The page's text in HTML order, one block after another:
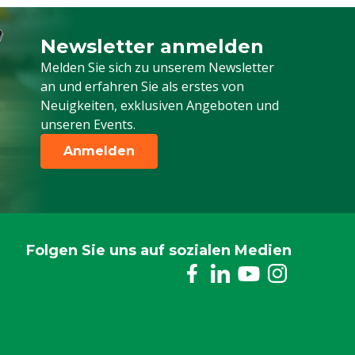
Newsletter anmelden
Melden Sie sich zu unserem Newsletter
an und erfahren Sie als erstes von
Neuigkeiten, exklusiven Angeboten und
unseren Events.
Melden Sie sich für unseren Newsletter
Anmelden
Folgen Sie uns auf sozialen Medien